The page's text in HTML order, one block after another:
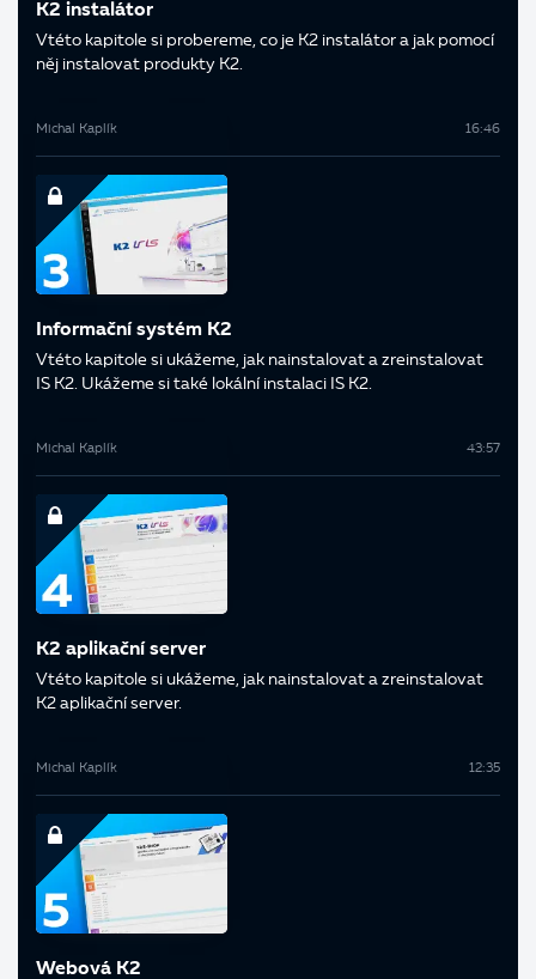
K2 instalátor
V této kapitole si probereme, co je K2 instalátor a jak pomocí
něj instalovat produkty K2.
Michal Kaplík 16:46
Informační systém K2
V této kapitole si ukážeme, jak nainstalovat a zreinstalovat
IS K2. Ukážeme si také lokální instalaci IS K2.
Michal Kaplík 43:57
K2 aplikační server
V této kapitole si ukážeme, jak nainstalovat a zreinstalovat
K2 aplikační server.
Michal Kaplík 12:35
Webová K2